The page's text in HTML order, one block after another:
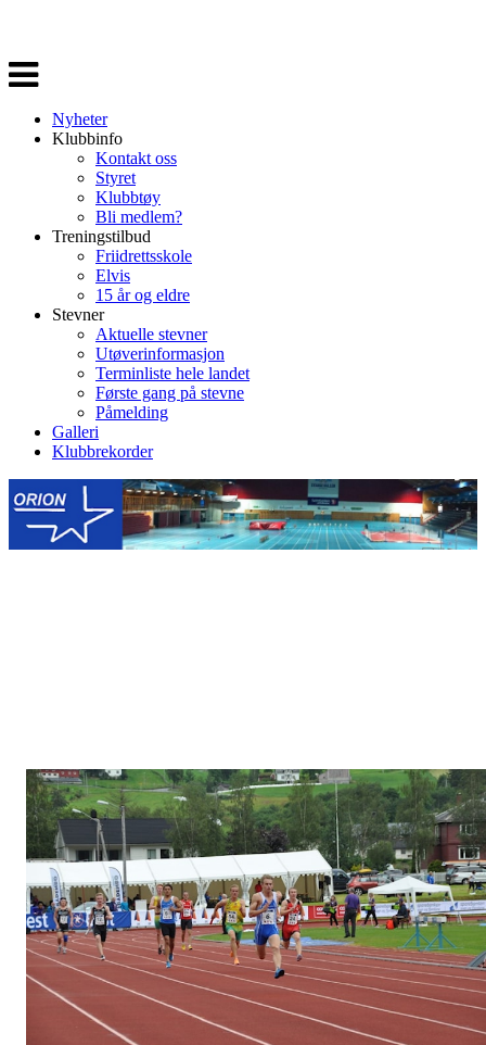
Veksle
navigasjon
Nyheter
Klubbinfo
Kontakt oss
Styret
Klubbtøy
Bli medlem?
Treningstilbud
Friidrettsskole
Elvis
15 år og eldre
Stevner
Aktuelle stevner
Utøverinformasjon
Terminliste hele landet
Første gang på stevne
Påmelding
Galleri
Klubbrekorder